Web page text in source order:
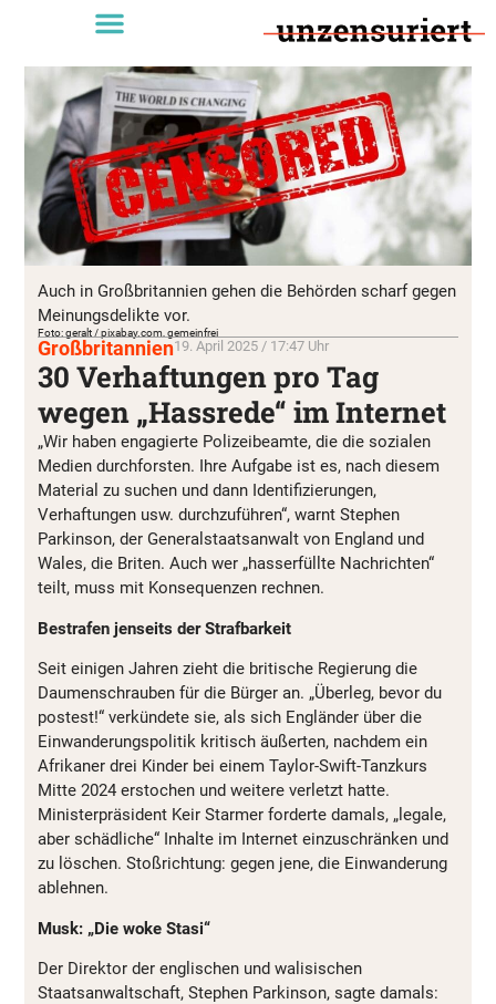
Auch in Großbritannien gehen die Behörden scharf gegen
Meinungsdelikte vor.
Foto: geralt / pixabay.com, gemeinfrei
Großbritannien19. April 2025 / 17:47 Uhr
30 Verhaftungen pro Tag
wegen „Hassrede“ im Internet
„Wir haben engagierte Polizeibeamte, die die sozialen
Medien durchforsten. Ihre Aufgabe ist es, nach diesem
Material zu suchen und dann Identifizierungen,
Verhaftungen usw. durchzuführen“, warnt Stephen
Parkinson, der Generalstaatsanwalt von England und
Wales, die Briten. Auch wer „hasserfüllte Nachrichten“
teilt, muss mit Konsequenzen rechnen.
Bestrafen jenseits der Strafbarkeit
Seit einigen Jahren zieht die britische Regierung die
Daumenschrauben für die Bürger an. „Überleg, bevor du
postest!“ verkündete sie, als sich Engländer über die
Einwanderungspolitik kritisch äußerten, nachdem ein
Afrikaner drei Kinder bei einem Taylor-Swift-Tanzkurs
Mitte 2024 erstochen und weitere verletzt hatte.
Ministerpräsident Keir Starmer forderte damals, „legale,
aber schädliche“ Inhalte im Internet einzuschränken und
zu löschen. Stoßrichtung: gegen jene, die Einwanderung
ablehnen.
Musk: „Die woke Stasi“
Der Direktor der englischen und walisischen
Staatsanwaltschaft, Stephen Parkinson, sagte damals: